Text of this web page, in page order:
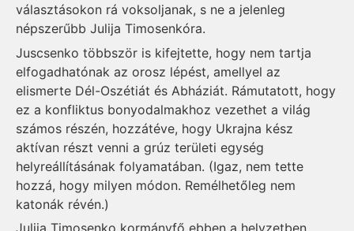
választásokon rá voksoljanak, s ne a jelenleg
népszerűbb Julija Timosenkóra.
Juscsenko többször is kifejtette, hogy nem tartja
elfogadhatónak az orosz lépést, amellyel az
elismerte Dél-Oszétiát és Abháziát. Rámutatott, hogy
ez a konfliktus bonyodalmakhoz vezethet a világ
számos részén, hozzátéve, hogy Ukrajna kész
aktívan részt venni a grúz területi egység
helyreállításának folyamatában. (Igaz, nem tette
hozzá, hogy milyen módon. Remélhetőleg nem
katonák révén.)